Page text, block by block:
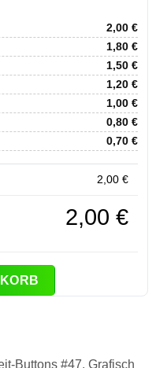
2,00€
1,80€
1,50€
1,20€
1,00€
0,80€
0,70€
2,00€
2,00 €
Menge
Buttons #47. Grafisch